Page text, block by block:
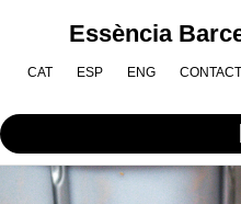
Essència
CAT ESP ENG